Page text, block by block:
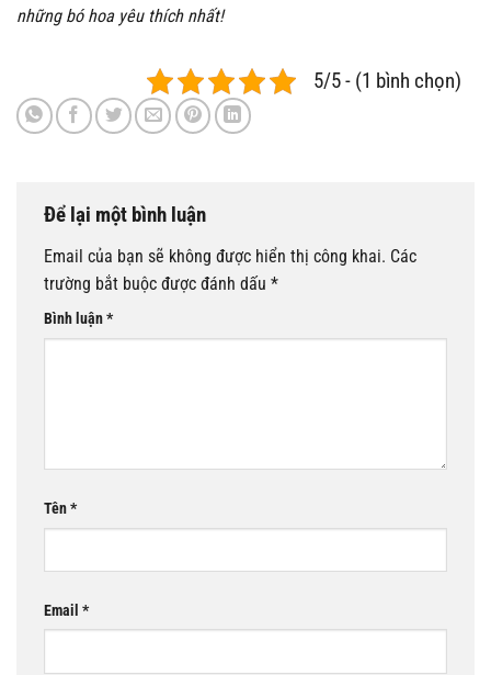
những bó hoa yêu thích nhất!
5/5 - (1 bình chọn)
Để lại một bình luận
Email của bạn sẽ không được hiển thị công khai. Các
trường bắt buộc được đánh dấu *
Bình luận*
Tên*
Email *